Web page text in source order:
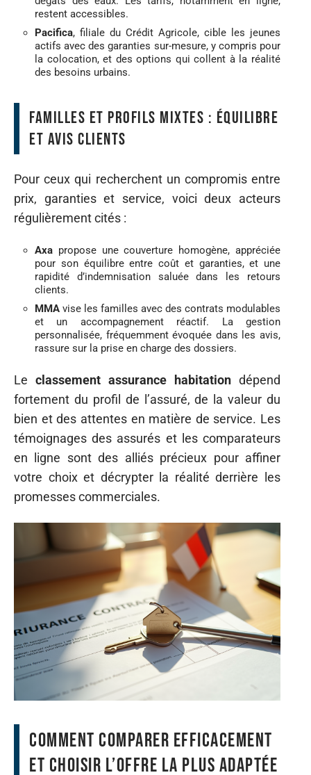
restent accessibles.
Pacifica, filiale du Crédit Agricole, cible les jeunes
actifs avec des garanties sur-mesure, y compris pour
la colocation, et des options qui collent à la réalité
des besoins urbains.
familles et profils mixtes : équilibre
et avis clients
Pour ceux qui recherchent un compromis entre
prix, garanties et service, voici deux acteurs
régulièrement cités :
Axa propose une couverture homogène, appréciée
pour son équilibre entre coût et garanties, et une
rapidité d’indemnisation saluée dans les retours
clients.
MMA vise les familles avec des contrats modulables
et un accompagnement réactif. La gestion
personnalisée, fréquemment évoquée dans les avis,
rassure sur la prise en charge des dossiers.
Le classement assurance habitation dépend
fortement du profil de l’assuré, de la valeur du
bien et des attentes en matière de service. Les
témoignages des assurés et les comparateurs
en ligne sont des alliés précieux pour affiner
votre choix et décrypter la réalité derrière les
promesses commerciales.
comment comparer efficacement
et choisir l’offre la plus adaptée